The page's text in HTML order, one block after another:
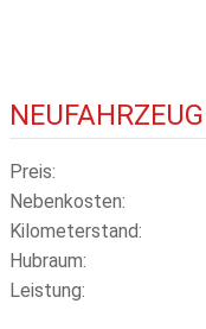
NEUFAHRZEUG
Preis
Nebenkosten
Kilometerstand
Hubraum
Leistung